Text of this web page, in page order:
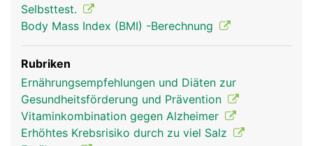
Selbsttest.
Body Mass Index (BMI) -Berechnung
Rubriken
Ernährungsempfehlungen und Diäten zur
Gesundheitsförderung und Prävention
Vitaminkombination gegen Alzheimer
Erhöhtes Krebsrisiko durch zu viel Salz